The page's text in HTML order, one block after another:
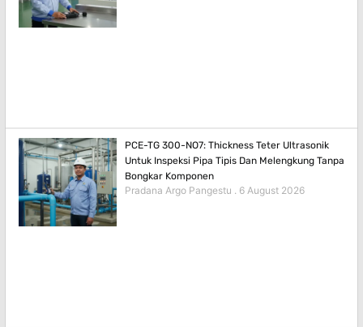
PCE-TG 300-NO7: Thickness Teter Ultrasonik
Untuk Inspeksi Pipa Tipis Dan Melengkung Tanpa
Bongkar Komponen
Pradana Argo Pangestu 6 August 2026